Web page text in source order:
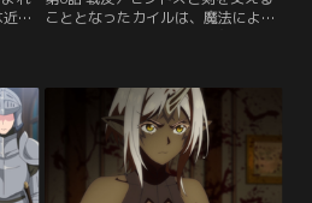
衛
カ
情を
た犯
性
を
破る
こととなったカイルは、魔法による
ントスから教わっていたのだ。カイ
ルはかつての戦友に降伏を打診する
も断られてしまう。明るくなってい
く空にタイムリミットを感じたゼン
トスは勝負に出る。カイルの胴を刃
が捉えて…